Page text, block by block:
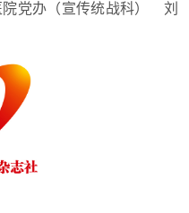
院党办（宣传统战科） 刘